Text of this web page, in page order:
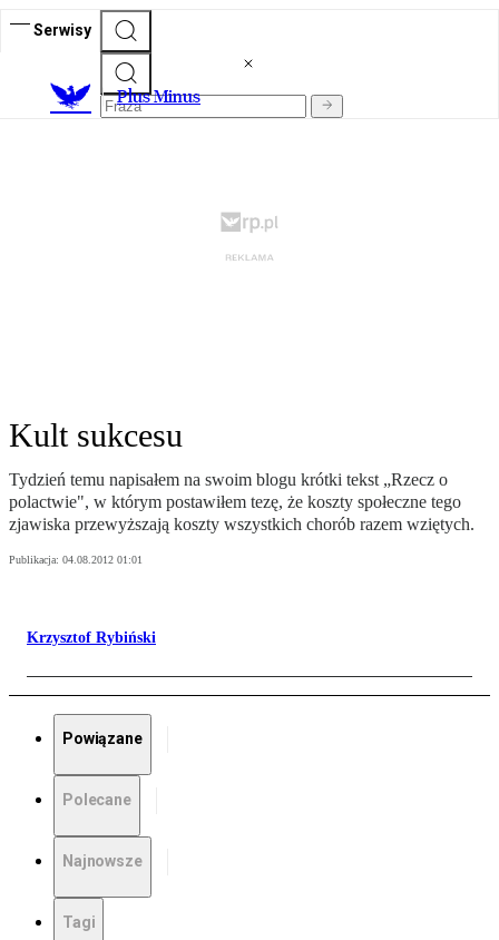
Serwisy
Plus Minus
Kult sukcesu
Tydzień temu napisałem na swoim blogu krótki tekst „Rzecz o
polactwie", w którym postawiłem tezę, że koszty społeczne tego
zjawiska przewyższają koszty wszystkich chorób razem wziętych.
Publikacja: 04.08.2012 01:01
Krzysztof Rybiński
Powiązane
Polecane
Najnowsze
Tagi